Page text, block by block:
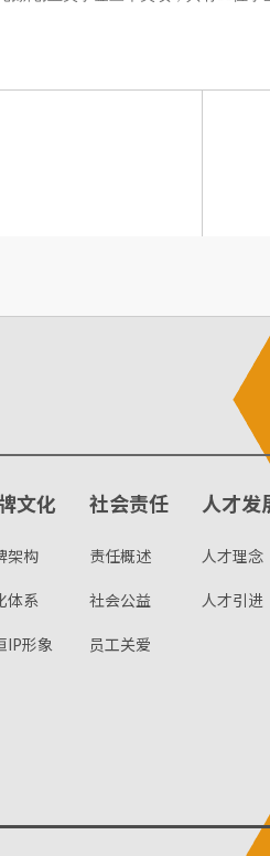
文化
架构
体系
IP形象
社会责任
责任概述
社会公益
员工关爱
人才发
人才理念
人才引进